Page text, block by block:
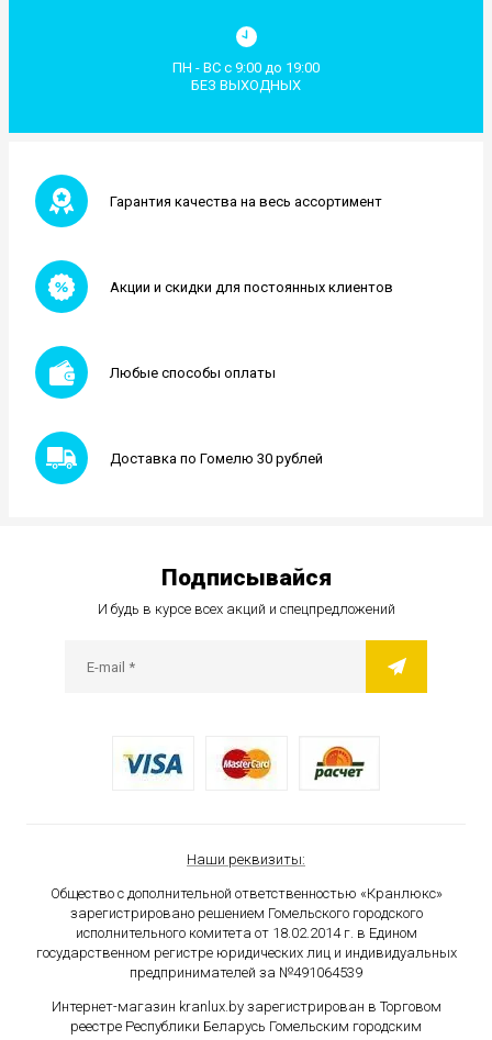
ПН - ВС с 9:00 до 19:00
БЕЗ ВЫХОДНЫХ
Гарантия качества на весь ассортимент
Акции и скидки для постоянных клиентов
Любые способы оплаты
Доставка по Гомелю 30 рублей
Наши реквизиты:
Общество с дополнительной ответственностью «Кранлюкс»
зарегистрировано решением Гомельского городского
исполнительного комитета от 18.02.2014 г. в Едином
государственном регистре юридических лиц и индивидуальных
предпринимателей за №491064539
Интернет-магазин kranlux.by зарегистрирован в Торговом
реестре Республики Беларусь Гомельским городским
Подписывайся
И будь в курсе всех акций и спецпредложений